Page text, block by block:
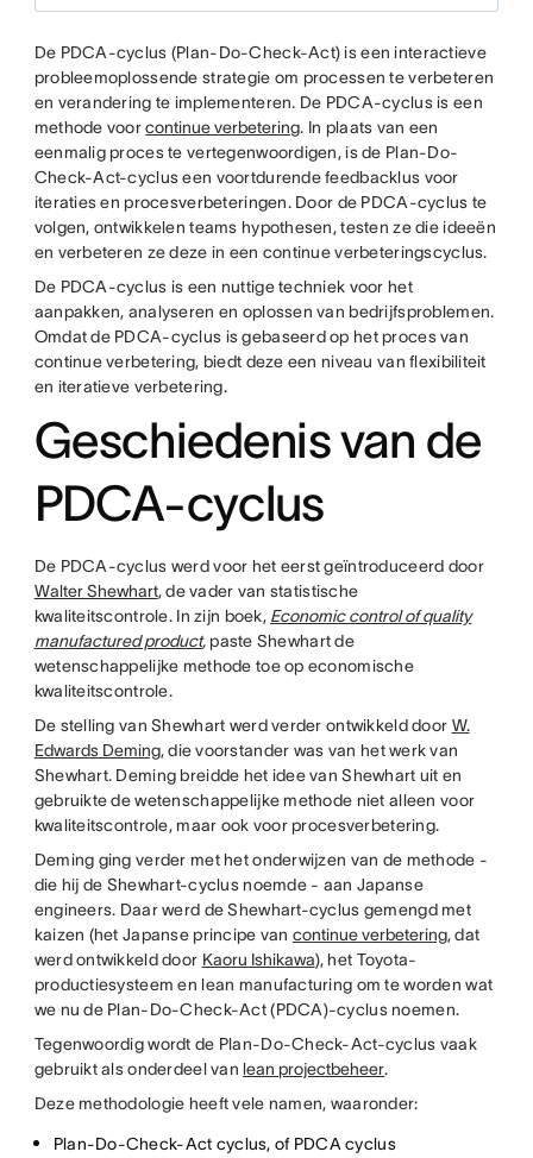
De PDCA-cyclus (Plan-Do-Check-Act) is een interactieve
probleemoplossende strategie om processen te verbeteren
en verandering te implementeren. De PDCA-cyclus is een
methode voorcontinue verbetering. In plaats van een
eenmalig proces te vertegenwoordigen, is de Plan-Do-
Check-Act-cyclus een voortdurende feedbacklus voor
iteraties en procesverbeteringen. Door de PDCA-cyclus te
volgen, ontwikkelen teams hypothesen, testen ze die ideeën
en verbeteren ze deze in een continue verbeteringscyclus.
De PDCA-cyclus is een nuttige techniek voor het
aanpakken, analyseren en oplossen van bedrijfsproblemen.
Omdat de PDCA-cyclus is gebaseerd op het proces van
continue verbetering, biedt deze een niveau van flexibiliteit
en iteratieve verbetering.
Geschiedenis van de
PDCA-cyclus
De PDCA-cyclus werd voor het eerst geïntroduceerd door
Walter Shewhart, de vader van statistische
kwaliteitscontrole. In zijn boek, Economic control of quality
manufactured product, paste Shewhart de
wetenschappelijke methode toe op economische
kwaliteitscontrole.
De stelling van Shewhart werd verder ontwikkeld door W.
Edwards Deming, die voorstander was van het werk van
Shewhart. Deming breidde het idee van Shewhart uit en
gebruikte de wetenschappelijke methode niet alleen voor
kwaliteitscontrole, maar ook voor procesverbetering.
Deming ging verder met het onderwijzen van de methode -
die hij de Shewhart-cyclus noemde - aan Japanse
engineers. Daar werd de Shewhart-cyclus gemengd met
kaizen (het Japanse principe van continue verbetering, dat
werd ontwikkeld door Kaoru Ishikawa), het Toyota-
productiesysteem en lean manufacturing om te worden wat
we nu de Plan-Do-Check-Act (PDCA)-cyclus noemen.
Tegenwoordig wordt de Plan-Do-Check-Act-cyclus vaak
gebruikt als onderdeel van lean projectbeheer.
Deze methodologie heeft vele namen, waaronder:
Plan-Do-Check-Act cyclus, of PDCA cyclus